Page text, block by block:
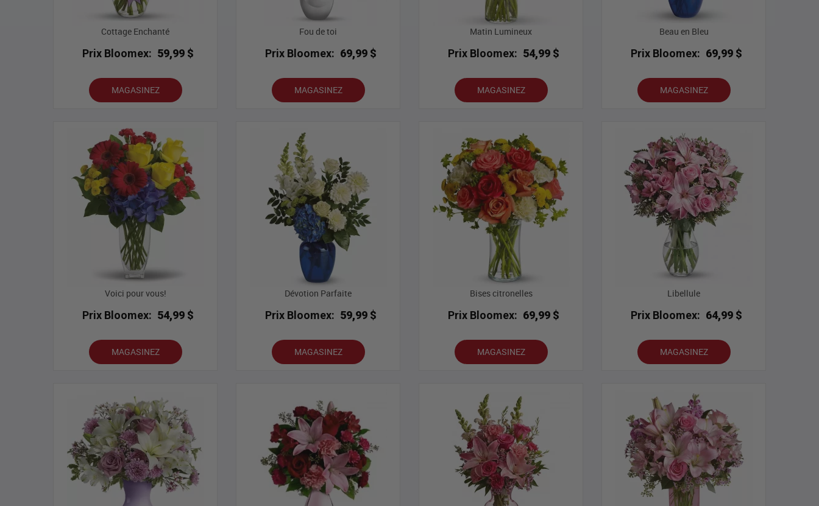
Cottage Enchanté
Prix Bloomex: 59,99 $
MAGASINEZ
Fou de toi
Prix Bloomex: 69,99 $
MAGASINEZ
Matin Lumineux
Prix Bloomex: 54,99 $
MAGASINEZ
Beau en Bleu
Prix Bloomex: 69,99 $
MAGASINEZ
Voici pour vous!
Prix Bloomex: 54,99 $
MAGASINEZ
Dévotion Parfaite
Prix Bloomex: 59,99 $
MAGASINEZ
Bises citronelles
Prix Bloomex: 69,99 $
MAGASINEZ
Libellule
Prix Bloomex: 64,99 $
MAGASINEZ